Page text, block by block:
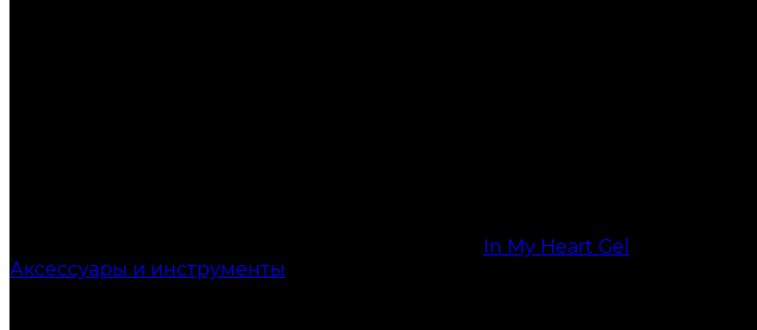
In My Heart Gel
Аксессуары и инструменты